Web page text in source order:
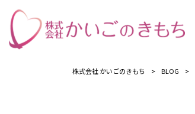
株式会社 かいごのきもち > BLOG >